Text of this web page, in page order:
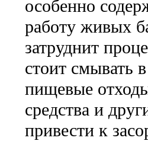
особенно
работу живых
затруднит
стоит смывать
пищевые
средства и
привести к